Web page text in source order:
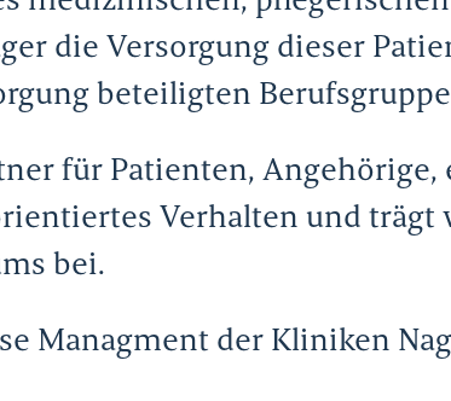
die Versorgung dieser
beteiligten
für Patienten,
Verhalten und trägt
bei.
Managment der Kliniken